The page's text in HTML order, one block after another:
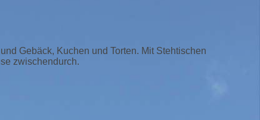
Gebäck, Kuchen und Torten. Mit Stehtischen
zwischendurch.